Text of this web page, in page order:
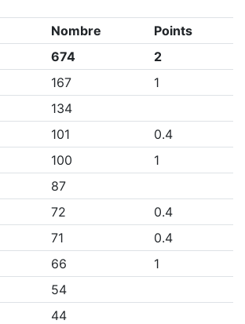
Nombre
Points
674
2
167
1
134
101
0.4
100
1
87
72
0.4
71
0.4
66
1
54
44